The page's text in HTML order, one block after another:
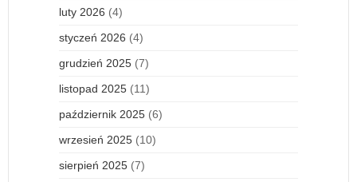
luty 2026 (4)
styczeń 2026 (4)
grudzień 2025 (7)
listopad 2025 (11)
październik 2025 (6)
wrzesień 2025 (10)
sierpień 2025 (7)